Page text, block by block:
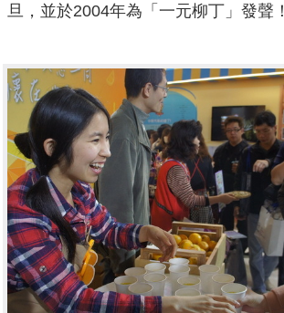
旦，並於2004年為「一元柳丁」發聲！